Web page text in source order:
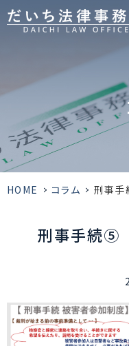
HOME > コラム > 刑事手
刑事手続⑤